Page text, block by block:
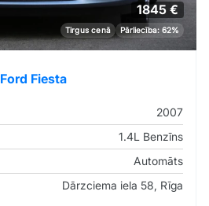
1845 €
Tirgus cenā Pārliecība: 62%
Ford Fiesta
2007
1.4L Benzīns
Automāts
Dārzciema iela 58, Rīga